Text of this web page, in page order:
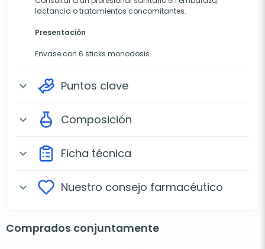
lactancia o tratamientos concomitantes.
Presentación
Envase con 6 sticks monodosis.
expand_more Puntos clave
expand_more Composición
expand_more Ficha técnica
expand_more Nuestro consejo farmacéutico
Comprados conjuntamente